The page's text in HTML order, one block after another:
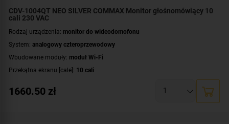
CDV-1004QT NEO SILVER COMMAX Monitor głośnomówiący 10
cali 230 VAC
Rodzaj urządzenia: monitor do wideodomofonu
System: analogowy czteroprzewodowy
Wbudowane moduły: moduł Wi-Fi
Przekątna ekranu [cale]: 10 cali
Rodzaj monitora:
1660.50 zł